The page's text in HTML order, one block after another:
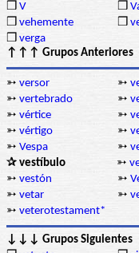
❒ V ❒
❒ vehemente ❒
❒ verga
↑↑↑ Grupos Anteriores
➳ versor ➳
➳ vertebrado ➳
➳ vértice ➳
➳ vértigo ➳
➳ Vespa ➳
✰ vestíbulo
➳
➳ vestón ➳
➳ vetar ➳
➳ veterotestament*
↓↓↓ Grupos Siguientes